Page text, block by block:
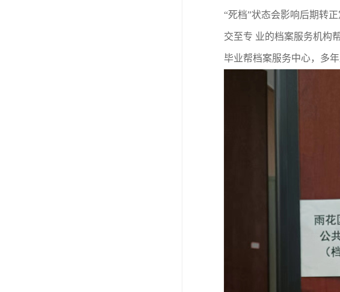
“死档”状态会影响后期转
交至专 业的档案服务机构
毕业帮档案服务中心，多